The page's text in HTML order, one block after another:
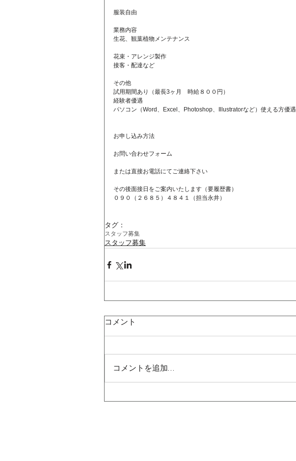
服装自由
業務内容
生花、観葉植物メンテナンス
花束・アレンジ製作
接客・配達など
その他
試用期間あり（最長3ヶ月　時給８００円）
経験者優遇
パソコン（Word、Excel、Photoshop、Illustratorなど）使える方優遇
お申し込み方法
お問い合わせフォーム
または直接お電話にてご連絡下さい
その後面接日をご案内いたします（要履歴書）
０９０（２６８５）４８４１（担当永井）
タグ：
スタッフ募集
スタッフ募集
コメント
コメントを追加…